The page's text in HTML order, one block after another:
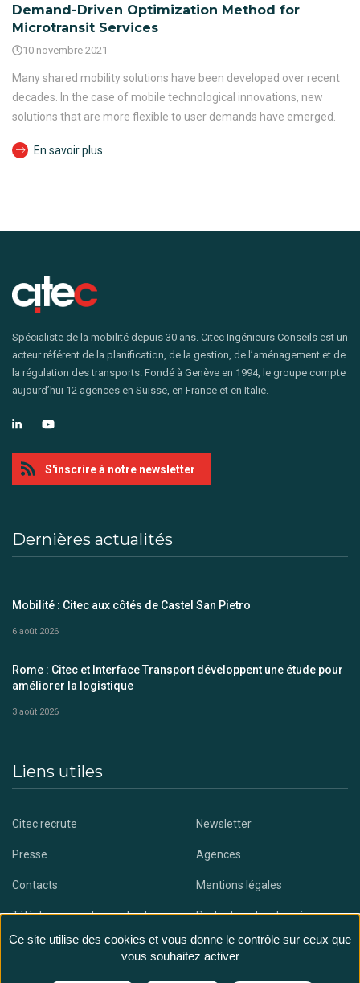
Demand-Driven Optimization Method for
Microtransit Services
10 novembre 2021
Many shared mobility solutions have been developed over recent
decades. In the case of mobile technological innovations, new
solutions that are more flexible to user demands have emerged.
En savoir plus
Spécialiste de la mobilité depuis 30 ans. Citec Ingénieurs Conseils est un
acteur référent de la planification, de la gestion, de l’aménagement et de
la régulation des transports. Fondé à Genève en 1994, le groupe compte
aujourd’hui 12 agences en Suisse, en France et en Italie.
S'inscrire à notre newsletter
Dernières actualités
Mobilité : Citec aux côtés de Castel San Pietro
6 août 2026
Rome : Citec et Interface Transport développent une étude pour
améliorer la logistique
3 août 2026
Liens utiles
Citec recrute Newsletter
Presse Agences
Contacts Mentions légales
Téléchargez notre application Protection des données
Ce site utilise des cookies et vous donne le contrôle sur ceux que
vous souhaitez activer